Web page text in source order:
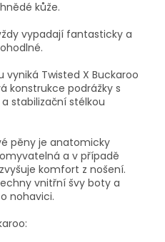
kůže.
vypadají fantasticky a
Twisted X Buckaroo
konstrukce podrážky s
stabilizační stélkou
pěny je anatomicky
a v případě
komfort z nošení.
vnitřní švy boty a
nohavici.